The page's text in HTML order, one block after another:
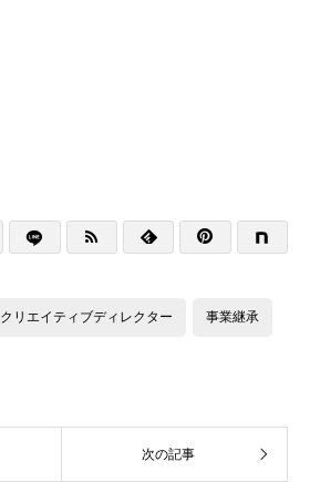
  
クリエイティブディレクター 事業継承
次の記事